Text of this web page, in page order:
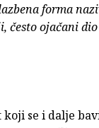
forma
često ojačani
koji se i dalje